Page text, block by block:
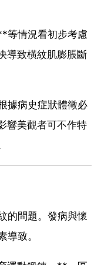
等情況看初步考慮
導致橫紋肌膨脹斷
據病史症狀體徵必
響美觀者可不作特
的問題。發病與懷
致。